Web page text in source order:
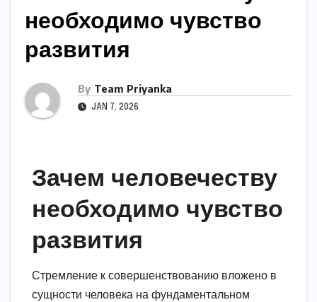
необходимо чувство
развития
By Team Priyanka
JAN 7, 2026
Зачем человечеству
необходимо чувство
развития
Стремление к совершенствованию вложено в
сущности человека на фундаментальном